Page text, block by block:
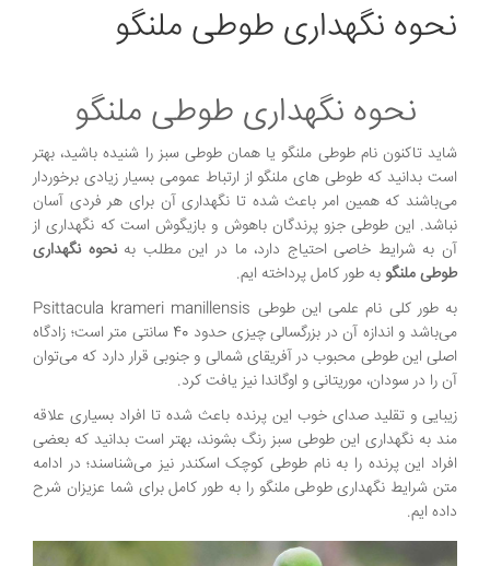
نحوه نگهداری طوطی ملنگو
نحوه نگهداری طوطی ملنگو
شاید تاکنون نام طوطی ملنگو یا همان طوطی سبز را شنیده باشید، بهتر
است بدانید که طوطی های ملنگو از ارتباط عمومی بسیار زیادی برخوردار
می‌باشند که همین امر باعث شده تا نگهداری آن برای هر فردی آسان
نباشد. این طوطی جزو پرندگان باهوش و بازیگوش است که نگهداری از
آن به شرایط خاصی احتیاج دارد، ما در این مطلب بهنحوه نگهداری
طوطی ملنگوبه طور کامل پرداخته ایم.
به طور کلی نام علمی این طوطی Psittacula krameri manillensis
می‌باشد و اندازه آن در بزرگسالی چیزی حدود 40 سانتی متر است؛ زادگاه
اصلی این طوطی محبوب در آفریقای شمالی و جنوبی قرار دارد که می‌توان
آن را در سودان، موریتانی و اوگاندا نیز یافت کرد.
زیبایی و تقلید صدای خوب این پرنده باعث شده تا افراد بسیاری علاقه
مند به نگهداری این طوطی سبز رنگ بشوند، بهتر است بدانید که بعضی
افراد این پرنده را به نام طوطی کوچک اسکندر نیز می‌شناسند؛ در ادامه
متن شرایط نگهداری طوطی ملنگو را به طور کامل برای شما عزیزان شرح
داده ایم.